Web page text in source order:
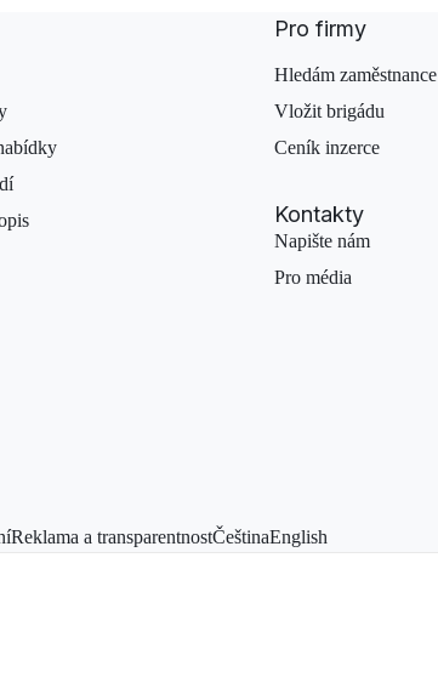
Pro firmy
Hledám zaměstnance
Vložit brigádu
Ceník inzerce
Kontakty
Napište nám
Pro média
Reklama a transparentnostČeštinaEnglish